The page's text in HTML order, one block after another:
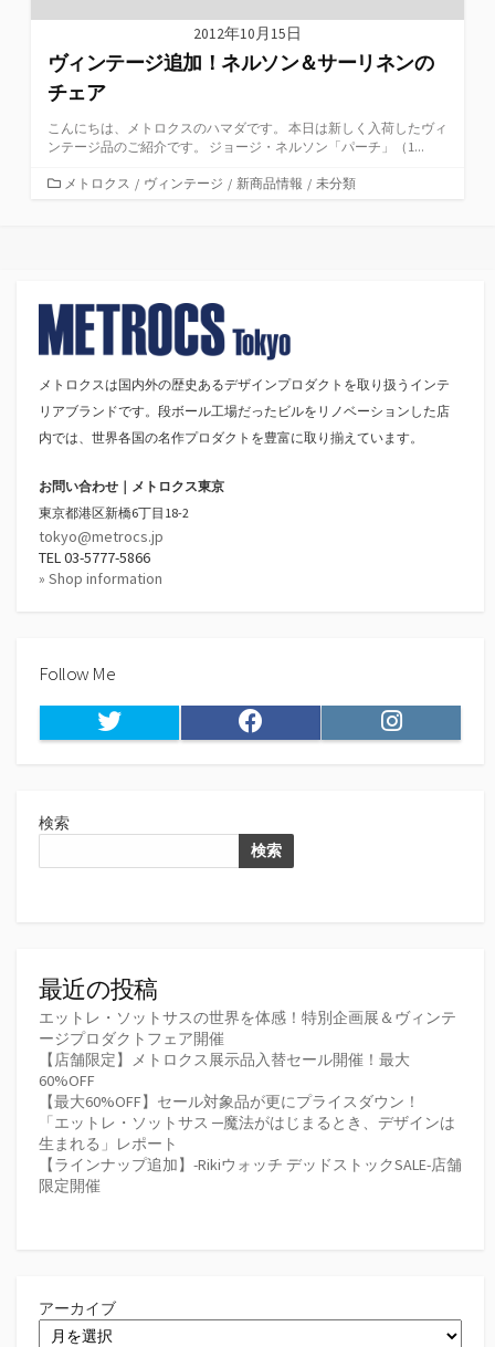
2012年10月15日
ヴィンテージ追加！ネルソン＆サーリネンの
チェア
こんにちは、メトロクスのハマダです。 本日は新しく入荷したヴィ
ンテージ品のご紹介です。 ジョージ・ネルソン「パーチ」（1...
カメトロクス / ヴィンテージ / 新商品情報 / 未分類
メトロクスは国内外の歴史あるデザインプロダクトを取り扱うインテ
リアブランドです。段ボール工場だったビルをリノベーションした店
内では、世界各国の名作プロダクトを豊富に取り揃えています。
お問い合わせ｜メトロクス東京
東京都港区新橋6丁目18-2
tokyo@metrocs.jp
TEL 03-5777-5866
» Shop information
Follow Me
Twitter Facebook Instagram
検索
検索
最近の投稿
エットレ・ソットサスの世界を体感！特別企画展＆ヴィンテ
ージプロダクトフェア開催
【店舗限定】メトロクス展示品入替セール開催！最大
60%OFF
【最大60%OFF】セール対象品が更にプライスダウン！
「エットレ・ソットサス ─魔法がはじまるとき、デザインは
生まれる」レポート
【ラインナップ追加】-Rikiウォッチ デッドストックSALE-店舗
限定開催
アーカイブ